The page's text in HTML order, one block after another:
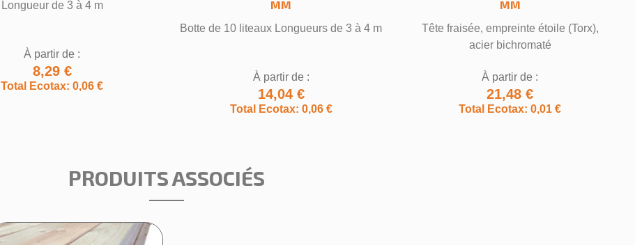
Longueur de 3 à 4 m
À partir de :
8,29 €
Total Ecotax: 0,06 €
MM
Botte de 10 liteaux Longueurs de 3 à 4 m
À partir de :
14,04 €
Total Ecotax: 0,06 €
MM
Tête fraisée, empreinte étoile (Torx),
acier bichromaté
À partir de :
21,48 €
Total Ecotax: 0,01 €
PRODUITS ASSOCIÉS